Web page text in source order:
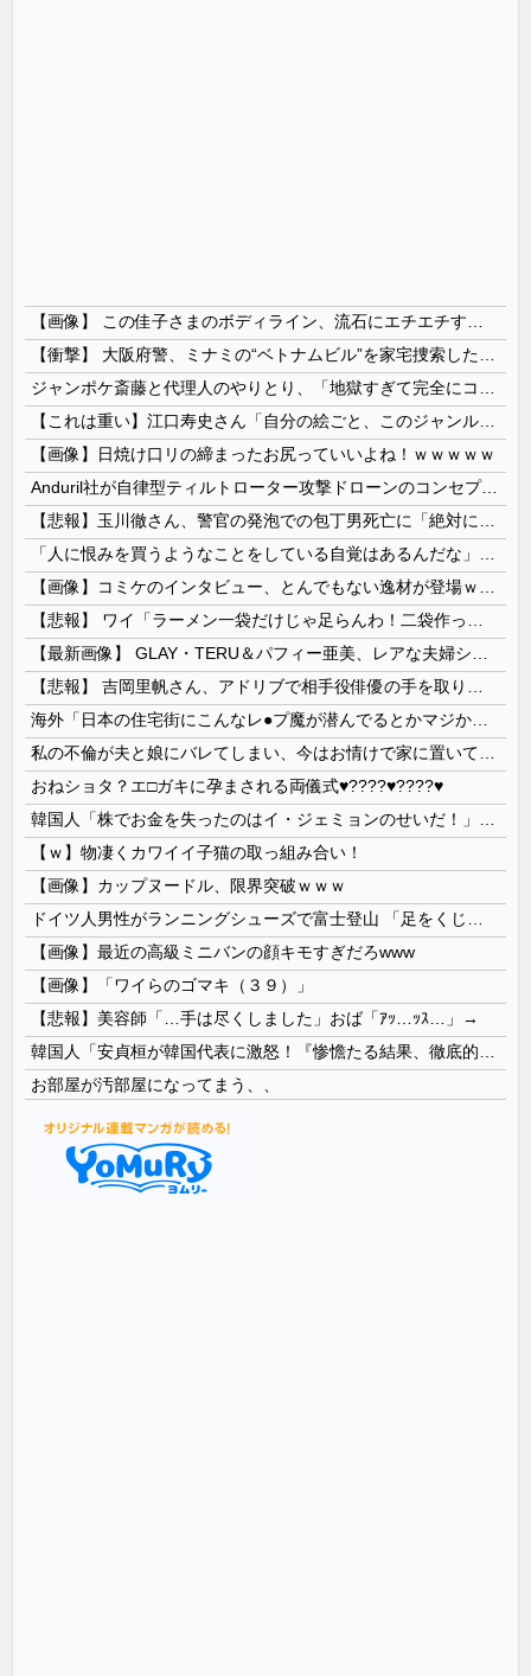
【画像】日焼け口リの締まったお尻っていいよね！ｗｗｗｗｗ
Anduril社が自律型ティルトローター攻撃ドローンのコンセプトで衝撃を与える！
おねショタ？エ□ガキに孕まされる両儀式♥️????♥️????♥️
【ｗ】物凄くカワイイ子猫の取っ組み合い！
【画像】カップヌードル、限界突破ｗｗｗ
【画像】最近の高級ミニバンの顔キモすぎだろwww
【画像】「ワイらのゴマキ（３９）」
【悲報】美容師「…手は尽くしました」おば「ｱｯ…ｯｽ…」→
お部屋が汚部屋になってまう、、